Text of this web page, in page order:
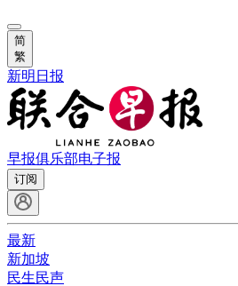
简
繁
新明日报
早报俱乐部电子报
订阅
最新
新加坡
民生民声